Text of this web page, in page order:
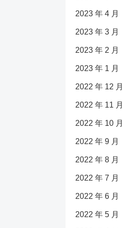
2023 年 4 月
2023 年 3 月
2023 年 2 月
2023 年 1 月
2022 年 12 月
2022 年 11 月
2022 年 10 月
2022 年 9 月
2022 年 8 月
2022 年 7 月
2022 年 6 月
2022 年 5 月